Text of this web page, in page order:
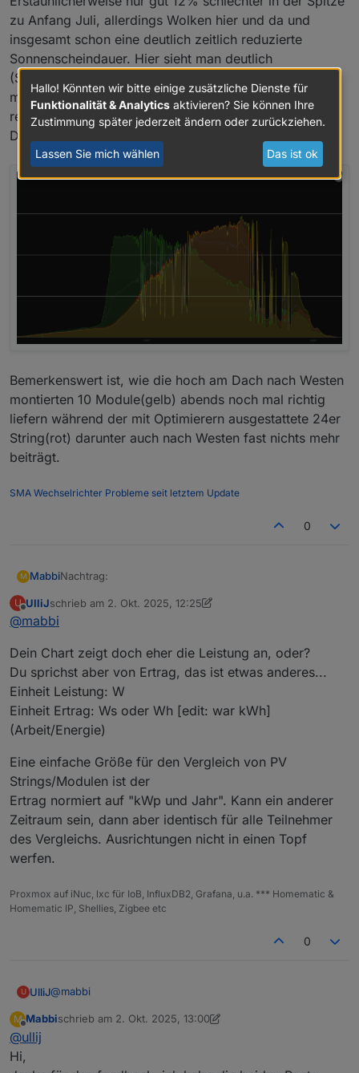
zu Anfang Juli, allerdings Wolken hier und da und
insgesamt schon eine deutlich zeitlich reduzierte
Sonnenscheindauer. Hier sieht man deutlich
(Spitzenleistung), dass meine String Konfiguration
mangels viele Module nach Süden eher über den Tag
relativ ausgeglichen liefert (graue gestrichelte Linie
Delta über alle Module):
Bemerkenswert ist, wie die hoch am Dach nach Westen
montierten 10 Module(gelb) abends noch mal richtig
liefern während der mit Optimierern ausgestattete 24er
String(rot) darunter auch nach Westen fast nichts mehr
beiträgt.
SMA Wechselrichter Probleme seit letztem Update
0
M MabbiNachtrag:
so sah es dann heute (1.10.2025) aus, gleiches
zu Anfang Juli, allerdings Wolken hier und da und
insgesamt schon eine deutlich zeitlich reduzierte
Sonnenscheindauer. Hier sieht man deutlich
(Spitzenleistung), dass meine String Konfiguration
mangels viele Module nach Süden eher über den Tag
relativ ausgeglichen liefert (graue gestrichelte Linie
Bemerkenswert ist, wie die hoch am Dach nach Westen
montierten 10 Module(gelb) abends noch mal richtig
liefern während der mit Optimierern ausgestattete 24er
String(rot) darunter auch nach Westen fast nichts mehr
U
Offline
UlliJschrieb am 2. Okt. 2025, 12:25
zuletzt editiert von UlliJ10. Feb. 2025, 14:33
@mabbi
Dein Chart zeigt doch eher die Leistung an, oder?
Du sprichst aber von Ertrag, das ist etwas anderes...
Einheit Leistung: W
Einheit Ertrag: Ws oder Wh [edit: war kWh]
(Arbeit/Energie)
Eine einfache Größe für den Vergleich von PV
Strings/Modulen ist der
Ertrag normiert auf "kWp und Jahr". Kann ein anderer
Zeitraum sein, dann aber identisch für alle Teilnehmer
des Vergleichs. Ausrichtungen nicht in einen Topf
werfen.
Proxmox auf iNuc, lxc für IoB, InfluxDB2, Grafana, u.a. *** Homematic &
Homematic IP, Shellies, Zigbee etc
0
U UlliJ@mabbi
Dein Chart zeigt doch eher die Leistung an, oder?
Einheit Ertrag: Ws oder Wh [edit: war kWh]
Strings/Modulen ist der
M
Offline
Mabbischrieb am 2. Okt. 2025, 13:00
zuletzt editiert von Mabbi 10. Feb. 2025, 15:00
@ullij
Hi,
Hallo! Könnten wir bitte einige zusätzliche Dienste für
Funktionalität & Analytics aktivieren? Sie können Ihre
Zustimmung später jederzeit ändern oder zurückziehen.
Lassen Sie mich wählen Das ist ok